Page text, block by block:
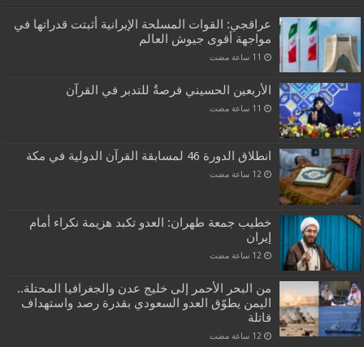
عراقجي: القوات المسلحة الإيرانية أثبتت قدراتها في
مواجهة أقوى جيوش العالم
الأربعين الحسيني فرصةٌ للتدبر في القرآن
انطلاق الدورة 46 لمسابقة القرآن الدولية في مكة
‏12 ساعة مضت
خطيب جمعة طهران: العدو تكبد هزيمة نكراء أمام
إيران
من البحر الأحمر إلى خليج عدن والجغرافيا المحتلة..
اليمن يطوّق العدو السعودي بقدرة رصد واستهداف
قاتلة